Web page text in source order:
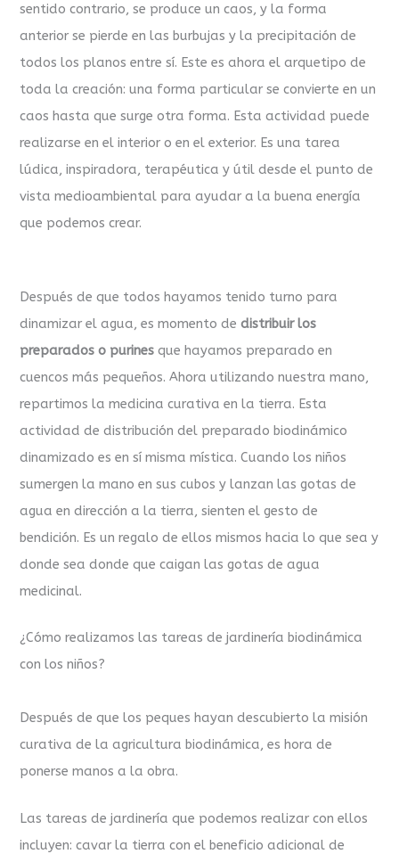
sentido contrario, se produce un caos, y la forma
anterior se pierde en las burbujas y la precipitación de
todos los planos entre sí. Este es ahora el arquetipo de
toda la creación: una forma particular se convierte en un
caos hasta que surge otra forma. Esta actividad puede
realizarse en el interior o en el exterior. Es una tarea
lúdica, inspiradora, terapéutica y útil desde el punto de
vista medioambiental para ayudar a la buena energía
que podemos crear.
Después de que todos hayamos tenido turno para
dinamizar el agua, es momento dedistribuir los
preparados o purinesque hayamos preparado en
cuencos más pequeños. Ahora utilizando nuestra mano,
repartimos la medicina curativa en la tierra. Esta
actividad de distribución del preparado biodinámico
dinamizado es en sí misma mística. Cuando los niños
sumergen la mano en sus cubos y lanzan las gotas de
agua en dirección a la tierra, sienten el gesto de
bendición. Es un regalo de ellos mismos hacia lo que sea y
donde sea donde que caigan las gotas de agua
medicinal.
¿Cómo realizamos las tareas de jardinería biodinámica
con los niños?
Después de que los peques hayan descubierto la misión
curativa de la agricultura biodinámica, es hora de
ponerse manos a la obra.
Las tareas de jardinería que podemos realizar con ellos
incluyen: cavar la tierra con el beneficio adicional de